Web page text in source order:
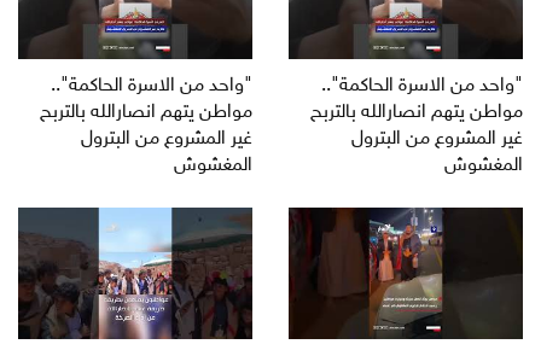
"واحد من الاسرة الحاكمة"..
مواطن يتهم انصارالله بالتربح
غير المشروع من البترول
المغشوش
"واحد من الاسرة الحاكمة"..
مواطن يتهم انصارالله بالتربح
غير المشروع من البترول
المغشوش